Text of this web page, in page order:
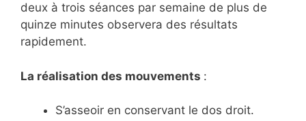
deux à trois séances par semaine de plus de
quinze minutes observera des résultats
rapidement.
La réalisation des mouvements :
S’asseoir en conservant le dos droit.